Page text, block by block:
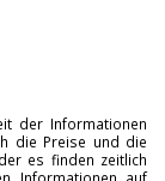
der Informationen
die Preise und die
es finden zeitlich